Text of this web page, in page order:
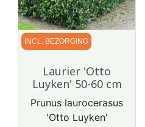
INCL. BEZORGING
Laurier 'Otto
Luyken' 50-60 cm
Prunus laurocerasus
'Otto Luyken'